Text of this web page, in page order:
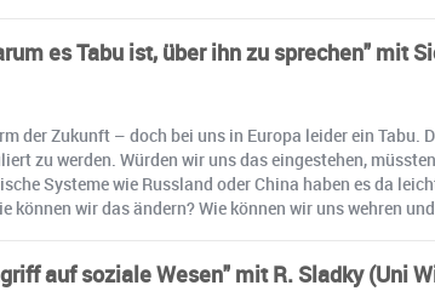
es Tabu ist, über ihn zu sprechen" mit
der Zukunft – doch bei uns in Europa leider ein
zu werden. Würden wir uns das eingestehen,
Systeme wie Russland oder China haben es da
wir das ändern? Wie können wir uns wehren
auf soziale Wesen" mit R. Sladky (Uni